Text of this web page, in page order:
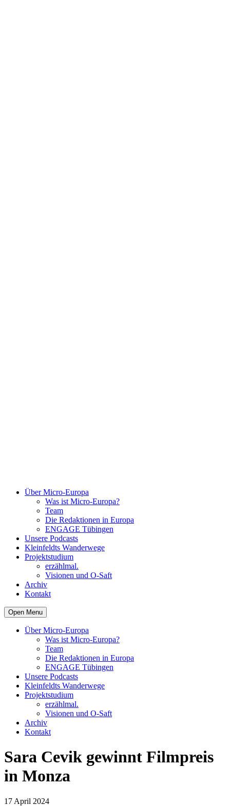
Über Micro-Europa
Was ist Micro-Europa?
Team
Die Redaktionen in Europa
ENGAGE Tübingen
Unsere Podcasts
Kleinfeldts Wanderwege
Projektstudium
erzählmal.
Visionen und O-Saft
Archiv
Kontakt
Open Menu
Über Micro-Europa
Was ist Micro-Europa?
Team
Die Redaktionen in Europa
ENGAGE Tübingen
Unsere Podcasts
Kleinfeldts Wanderwege
Projektstudium
erzählmal.
Visionen und O-Saft
Archiv
Kontakt
Sara Cevik gewinnt Filmpreis
in Monza
17 April 2024